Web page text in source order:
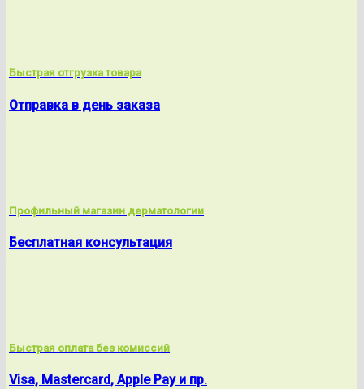
Быстрая отгрузка товара
Отправка в день заказа
Профильный магазин дерматологии
Бесплатная консультация
Быстрая оплата без комиссий
Visa, Mastercard, Apple Pay и пр.